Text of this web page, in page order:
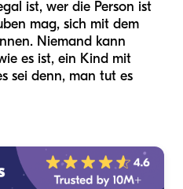
ist, wer die Person ist
mag, sich mit dem
Niemand kann
es ist, ein Kind mit
sei denn, man tut es